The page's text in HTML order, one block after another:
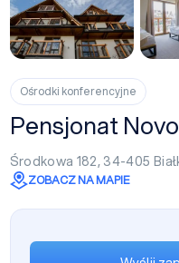
Ośrodki konferencyjne
Pensjonat
Środkowa 182, 34-405
ZOBACZ NA MAPIE